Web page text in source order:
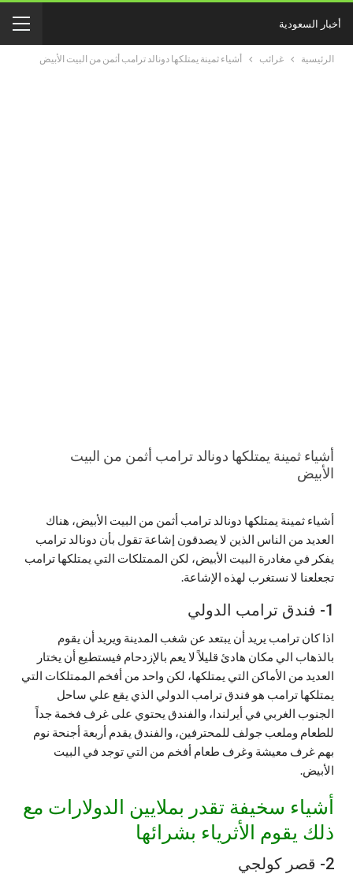
أخبار السعودية
الرئيسية غرائب أشياء ثمينة يمتلكها دونالد ترامب أثمن من البيت الأبيض
أشياء ثمينة يمتلكها دونالد ترامب أثمن من البيت
الأبيض
أشياء ثمينة يمتلكها دونالد ترامب أثمن من البيت الأبيض، هناك
العديد من الناس الذين لا يصدقون إشاعة تقول بأن دونالد ترامب
يفكر في مغادرة البيت الأبيض، لكن الممتلكات التي يمتلكها ترامب
تجعلعنا لا نستغرب لهذه الإشاعة.
1- فندق ترامب الدولي
اذا كان ترامب يريد أن يبتعد عن شغب المدينة ويريد أن يقوم
بالذهاب الي مكان هادئ قليلاً لا يعم بالإزدحام فيستطيع أن يختار
العديد من الأماكن التي يمتلكها، لكن واحد من أفخم الممتلكات التي
يمتلكها ترامب هو فندق ترامب الدولي الذي يقع علي ساحل
الجنوب الغربي في أيرلندا، والفندق يحتوي على غرف فخمة جداً
للطعام وملعب جولف للمحترفين، والفندق يقدم أربعة أجنحة نوم
بهم غرف معيشة وغرف طعام أفخم من التي توجد في البيت
الأبيض.
أشياء سخيفة تقدر بملايين الدولارات مع
ذلك يقوم الأثرياء بشرائها
2- قصر كولجي